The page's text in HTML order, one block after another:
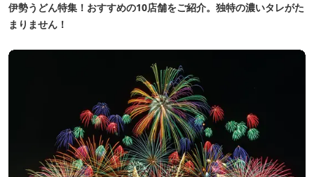
伊勢うどん特集！おすすめの10店舗をご紹介。独特の濃いタレがた
まりません！